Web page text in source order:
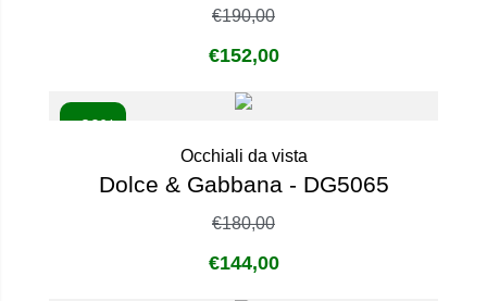
€190,00
€152,00
- 20%
Occhiali da vista
Dolce & Gabbana - DG5065
€180,00
€144,00